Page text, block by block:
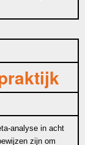
analyse in acht
zijn om